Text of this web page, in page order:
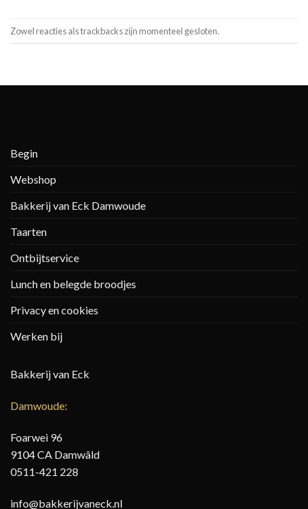
Zowel reacties als trackbacks zijn momenteel gesloten.
Begin
Webshop
Bakkerij van Eck Damwoude
Taarten
Ontbijtservice
Lunch en belegde broodjes
Privacy en cookies
Werken bij
Bakkerij van Eck
Damwoude:
Foarwei 96
9104 CA Damwâld
0511-421 228
info@bakkerijvaneck.nl